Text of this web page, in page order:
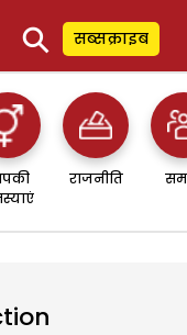
⚲ सब्सक्राइब
राजनीति